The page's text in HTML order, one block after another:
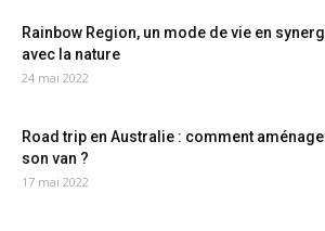
Rainbow Region, un mode de vie en
avec la nature
24 mai 2022
Road trip en Australie : comment
son van ?
17 mai 2022